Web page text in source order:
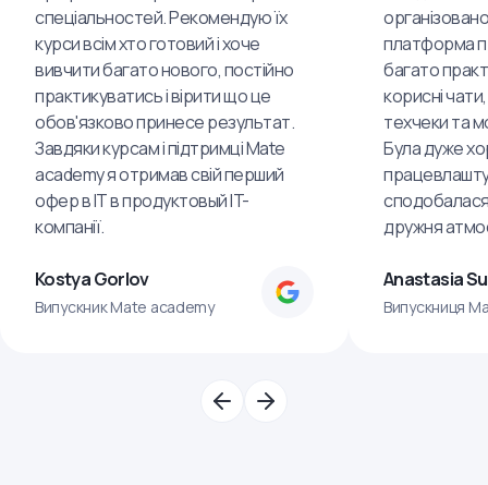
спеціальностей. Рекомендую їх
курси всім хто готовий і хоче
вивчити багато нового, постійно
практикуватись і вірити що це
обов'язково принесе результат.
Завдяки курсам і підтримці Mate
academy я отримав свій перший
офер в IT в продуктовый IT-
компанії.
Kostya Gorlov
Випускник Mate academy
платформа
багато
корисні
техчеки та
Була дуже
дружня
Anastasia
Випускниця